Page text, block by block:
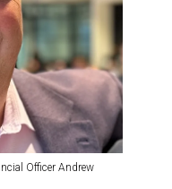
Officer Andrew